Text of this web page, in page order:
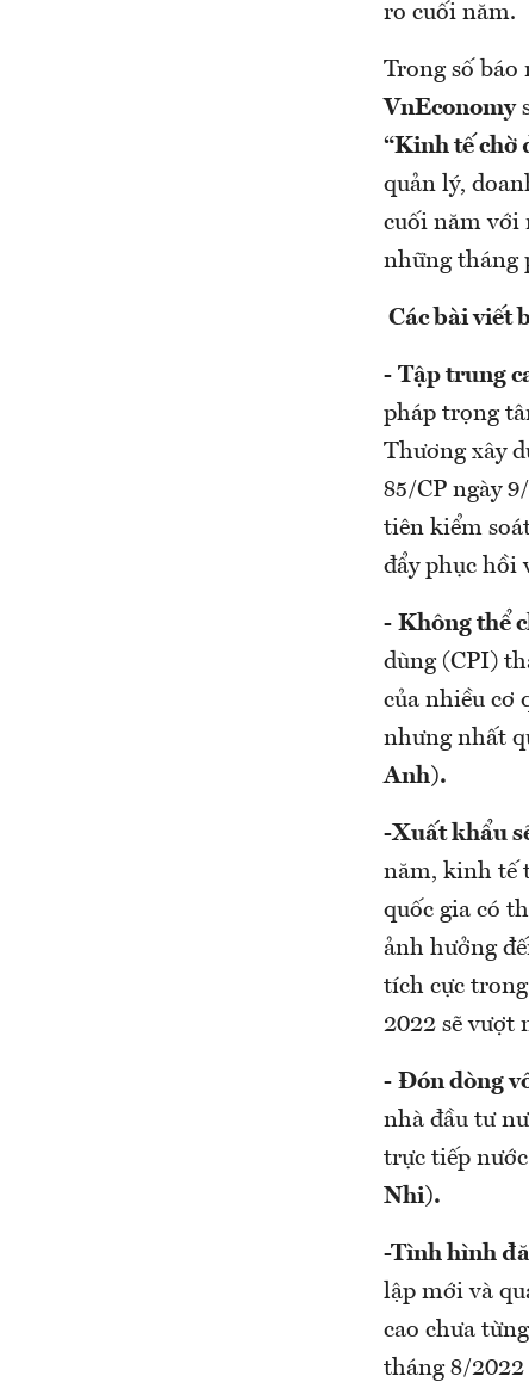
ro cuối năm.
Trong số báo
VnEconomy
“Kinh tế chờ
quản lý,
cuối năm với
những tháng
Các bài viết
- Tập trung
pháp trọng
Thương xây
85/CP ngày
tiên kiểm
đẩy phục hồi
- Không thể
dùng (CPI)
của nhiều cơ
nhưng nhất
Anh).
-Xuất khẩu
năm, kinh tế
quốc gia có
ảnh hưởng
tích cực
2022 sẽ vượt
- Đón dòng
nhà đầu tư
trực tiếp
Nhi).
-Tình hình
lập mới và
cao chưa
tháng 8/2022